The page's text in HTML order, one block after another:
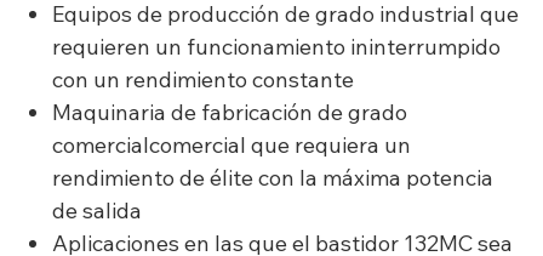
Equipos de producción de grado industrial que
requieren un funcionamiento ininterrumpido
con un rendimiento constante
Maquinaria de fabricación de grado
comercialcomercial que requiera un
rendimiento de élite con la máxima potencia
de salida
Aplicaciones en las que el bastidor 132MC sea